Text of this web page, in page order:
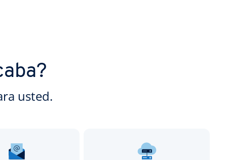
usted.